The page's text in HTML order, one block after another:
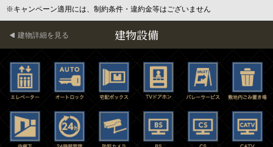
※キャンペーン適用には、制約条件・違約金等はございません
建物設備
建物詳細を見る